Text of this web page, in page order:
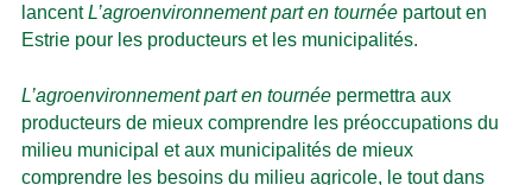
lancentL’agroenvironnement part en tournéepartout en
Estrie pour les producteurs et les municipalités.
L’agroenvironnement part en tournéepermettra aux
producteurs de mieux comprendre les préoccupations du
milieu municipal et aux municipalités de mieux
comprendre les besoins du milieu agricole, le tout dans